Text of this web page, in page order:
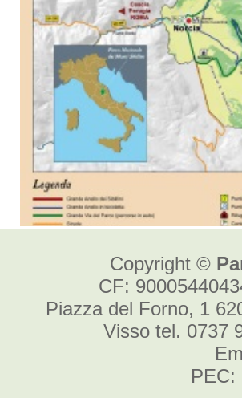
Copyright ©
CF:
Piazza del Forno, 1
Visso tel. 0737
PEC: